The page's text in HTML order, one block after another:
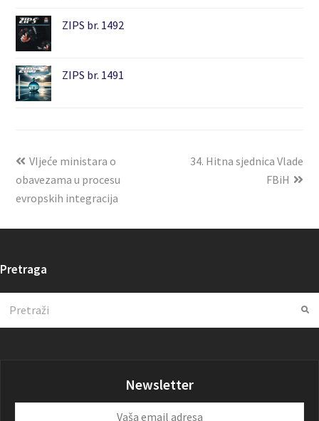
ZIPS br. 1492
ZIPS br. 1491
VIjeće ministara o
obavezama u procesu
evropskih integracija
34. Hitna sjednica Vlade
FBiH
Pretraga
Newsletter